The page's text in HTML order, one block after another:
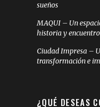
sueños
MAQUI – Un
historia y encuentro
Ciudad Impresa –
transformación e
¿QUÉ DESEAS